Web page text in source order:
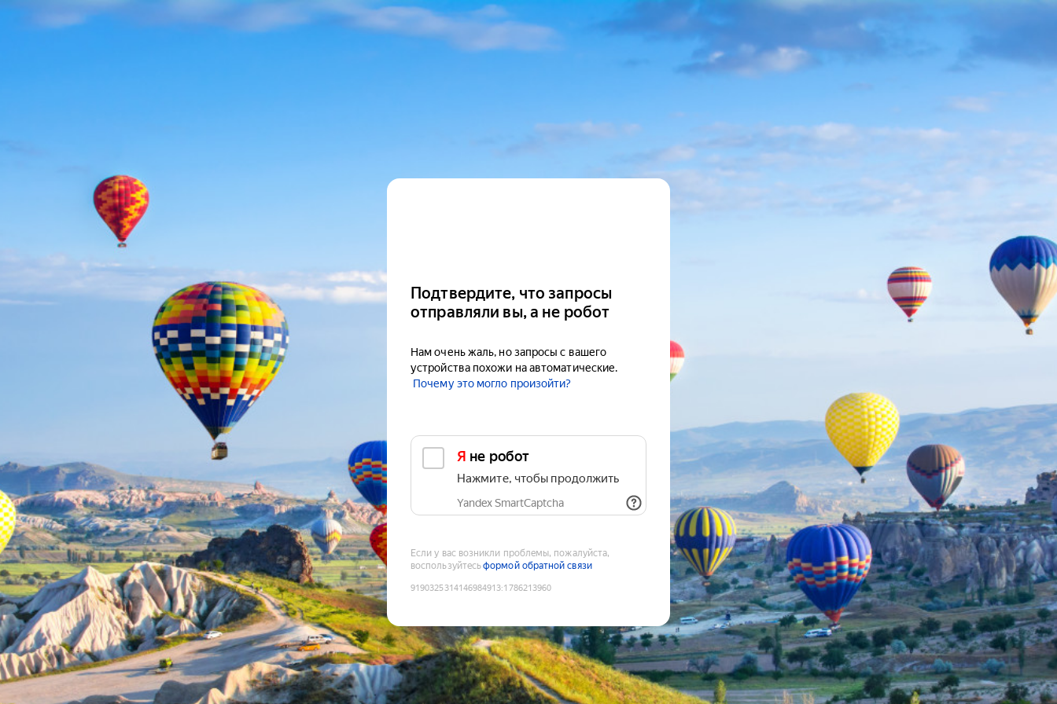
Подтвердите, что запросы
отправляли вы, а не робот
Нам очень жаль, но запросы с вашего
устройства похожи на автоматические.
Почему это могло произойти?
Я не робот
Нажмите, чтобы продолжить
Yandex SmartCaptcha
Если у вас возникли проблемы, пожалуйста,
воспользуйтесьформой обратной связи
9190325314146984913:1786213960